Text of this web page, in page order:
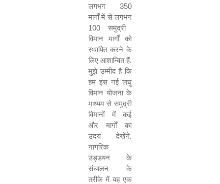
लगभग 350
मार्गों में से लगभग
100 समुद्री
विमान
मार्गों
को
स्थापित करने के
लिए आशान्वित हैं.
मुझे उम्मीद है कि
हम इस नई लघु
विमान योजना के
माध्यम से समुद्री
विमानों
में
कई
और
मार्गों
का
उदय
देखेंगे.
नागरिक
उड्डयन
के
संचालन
के
तरीके में यह एक